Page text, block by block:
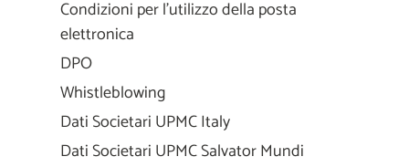
Condizioni per l'utilizzo della posta
elettronica
DPO
Whistleblowing
Dati Societari UPMC Italy
Dati Societari UPMC Salvator Mundi